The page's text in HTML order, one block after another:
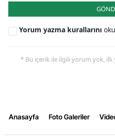
Yorum yazma kurallarını
* Bu içerik ile ilgili yorum yok, ilk
Anasayfa Foto Galeriler